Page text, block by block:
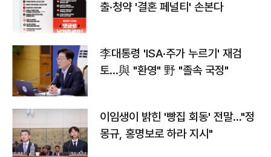
출·청약 '결혼 페널티' 손본다
李대통령 'ISA·주가 누르기' 재검
토…與 "환영" 野 "졸속 국정"
이임생이 밝힌 '빵집 회동' 전말…"정
몽규, 홍명보로 하라 지시"